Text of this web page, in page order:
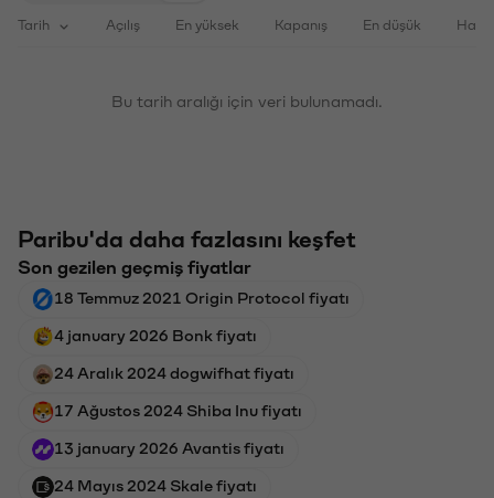
Tarih Açılış En yüksek Kapanış En düşük
Bu tarih aralığı için veri bulunamadı.
Paribu'da daha fazlasını keşfet
Son gezilen geçmiş fiyatlar
18 Temmuz 2021 Origin Protocol fiyatı
4 january 2026 Bonk fiyatı
24 Aralık 2024 dogwifhat fiyatı
17 Ağustos 2024 Shiba Inu fiyatı
13 january 2026 Avantis fiyatı
24 Mayıs 2024 Skale fiyatı